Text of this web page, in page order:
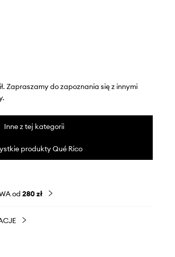
Zapraszamy do zapoznania się z innymi
Inne z tej kategorii
produkty Qué Rico
od 280 zł